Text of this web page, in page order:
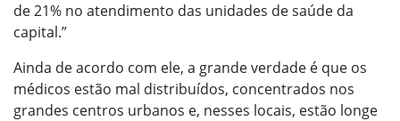
de 21% no atendimento das unidades de saúde da
capital.”
Ainda de acordo com ele, a grande verdade é que os
médicos estão mal distribuídos, concentrados nos
grandes centros urbanos e, nesses locais, estão longe